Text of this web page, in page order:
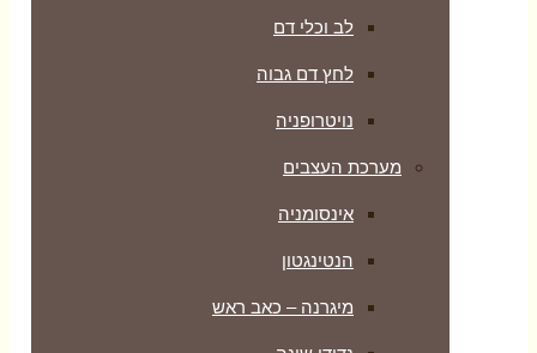
לב וכלי דם
לחץ דם גבוה
נויטרופניה
מערכת העצבים
אינסומניה
הנטינגטון
מיגרנה – כאב ראש